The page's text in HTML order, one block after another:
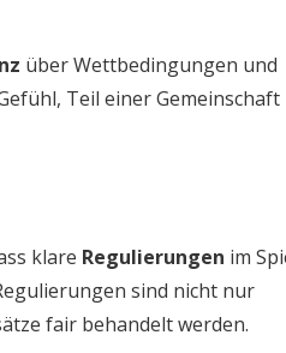
über Wettbedingungen und
Teil einer Gemeinschaft
klare Regulierungen im
sind nicht nur
fair behandelt werden.